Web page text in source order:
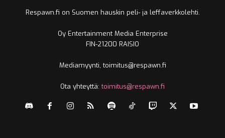
Respawn.fi on Suomen hauskin peli- ja leffaverkkolehti.
Oy Entertainment Media Enterprise
FIN-21200 RAISIO
Mediamyynti, toimitus@respawn.fi
Ota yhteyttä:toimitus@respawn.fi